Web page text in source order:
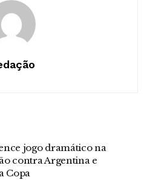
jogo dramático na
contra Argentina e
Copa